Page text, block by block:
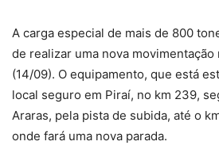
A carga especial de mais de 800
de realizar uma nova
(14/09). O equipamento, que está
local seguro em Piraí, no km 239,
Araras, pela pista de subida, até o
onde fará uma nova parada.